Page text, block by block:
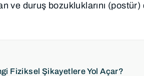
ve duruş bozukluklarını
Fiziksel Şikayetlere Yol Açar?